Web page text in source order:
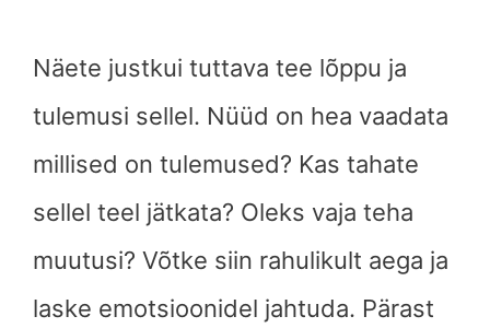
Näete justkui tuttava tee lõppu ja
tulemusi sellel. Nüüd on hea vaadata
millised on tulemused? Kas tahate
sellel teel jätkata? Oleks vaja teha
muutusi? Võtke siin rahulikult aega ja
laske emotsioonidel jahtuda. Pärast